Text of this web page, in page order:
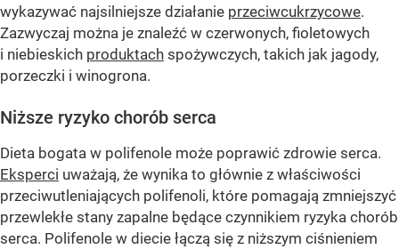
wykazywać najsilniejsze działanie przeciwcukrzycowe.
Zazwyczaj można je znaleźć w czerwonych, fioletowych
i niebieskich produktach spożywczych, takich jak jagody,
porzeczki i winogrona.
Niższe ryzyko chorób serca
Dieta bogata w polifenole może poprawić zdrowie serca.
Eksperci uważają, że wynika to głównie z właściwości
przeciwutleniających polifenoli, które pomagają zmniejszyć
przewlekłe stany zapalne będące czynnikiem ryzyka chorób
serca. Polifenole w diecie łączą się z niższym ciśnieniem